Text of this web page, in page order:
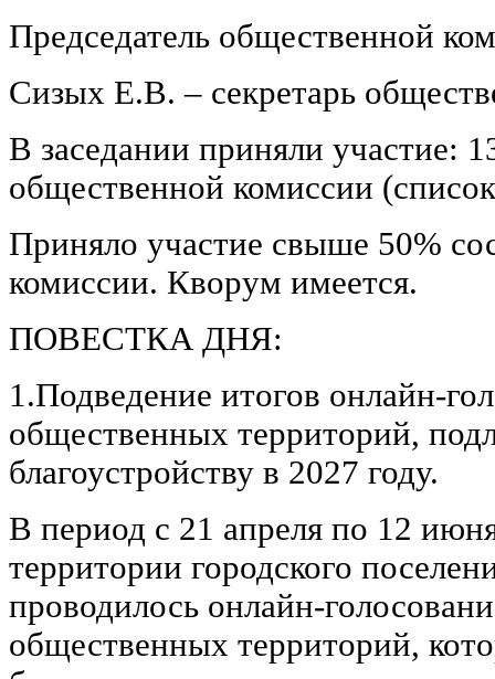
Председатель общественной
Сизых Е.В. – секретарь
В заседании приняли участие:
общественной комиссии
Приняло участие свыше 50%
комиссии. Кворум имеется.
ПОВЕСТКА ДНЯ:
1.Подведение итогов онлайн-
общественных территорий,
благоустройству в 2027 году.
В период с 21 апреля по 12
территории городского
проводилось онлайн-
общественных территорий,